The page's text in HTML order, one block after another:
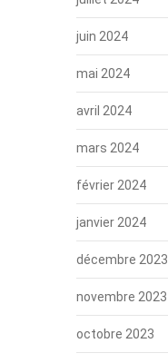
juin 2024
mai 2024
avril 2024
mars 2024
février 2024
janvier 2024
décembre 2023
novembre 2023
octobre 2023